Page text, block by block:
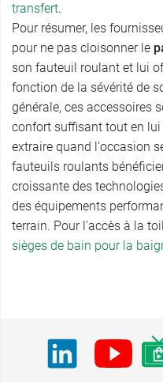
transfert.
Pour résumer, les
pour ne pas cloisonner le
son fauteuil roulant et lui
fonction de la sévérité de
générale, ces accessoires
confort suffisant tout en
extraire quand l'occasion
fauteuils roulants
croissante des
des équipements
terrain. Pour l'accès à la
sièges de bain pour la